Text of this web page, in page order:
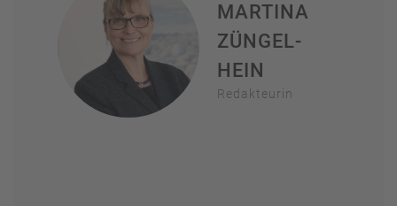
MARTINA
ZÜNGEL-
HEIN
Redakteurin